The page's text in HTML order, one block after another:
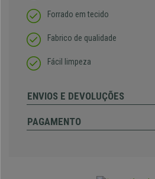
Forrado em tecido
Fabrico de qualidade
Fácil limpeza
ENVIOS E DEVOLUÇÕES
PAGAMENTO